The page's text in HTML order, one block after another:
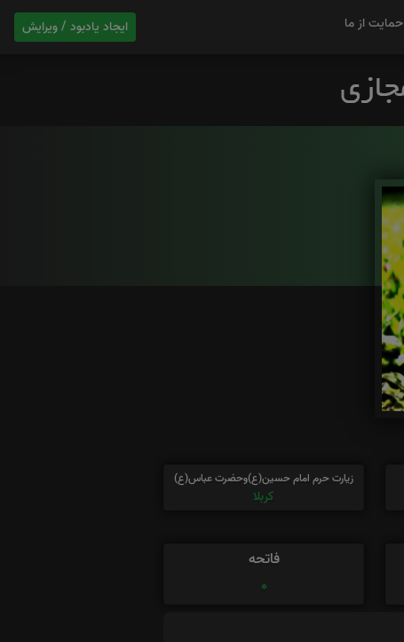
ایجاد یادبود / ویرایش حمایت از ما
زیارت حرم امام حسین(ع)وحضرت عباس(ع)
کربلا
فاتحه
0